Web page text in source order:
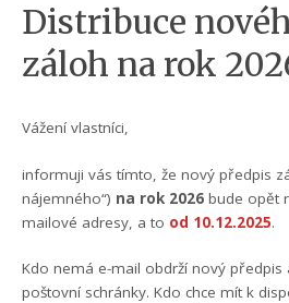
Distribuce
záloh na rok
Vážení vlastníci,
informuji vás tímto, že nový předpis
nájemného“) na rok 2026 bude opět
mailové adresy, a to od 10.12.2025.
Kdo nemá e-mail obdrží nový předpis
poštovní schránky. Kdo chce mít k